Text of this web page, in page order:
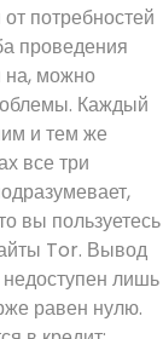
потребностей
проведения
на, можно
Каждый
и тем же
все три
вы пользуетесь
Tor. Вывод
лишь
равен нулю.